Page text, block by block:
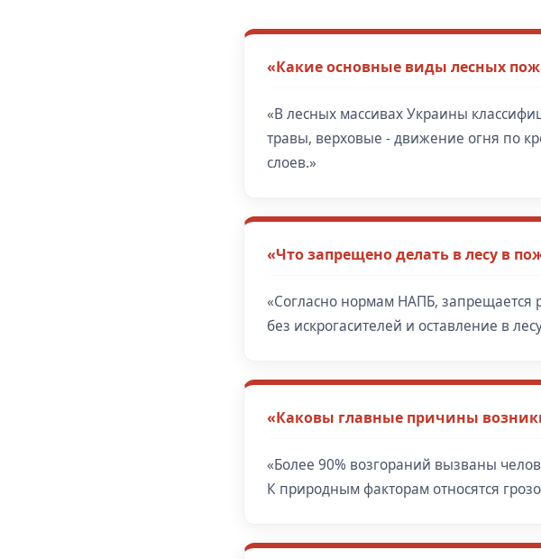
«Какие основные виды лесных
«В лесных массивах Украины
травы, верховые - движение огня по
слоев.»
«Что запрещено делать в лесу в
«Согласно нормам НАПБ, запрещается
без искрогасителей и оставление в
«Каковы главные причины
«Более 90% возгораний вызваны
К природным факторам относятся